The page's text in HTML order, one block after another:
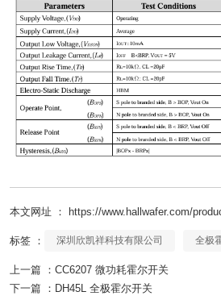
本文网址 ： https://www.hallwafer.com/
标签 ： 深圳欣凯祥科技有限公司 全极
上一篇 ： CC6207 微功耗霍尔开关
下一篇 ： DH45L 全极霍尔开关